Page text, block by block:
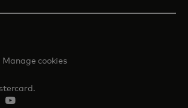
Manage cookies